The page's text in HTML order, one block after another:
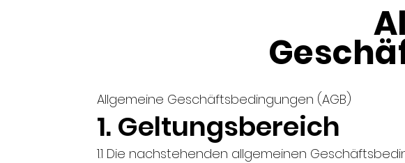
Allgemeine Geschäftsbedingungen (AGB)
1. Geltungsbereich
1.1 Die nachstehenden allgemeinen